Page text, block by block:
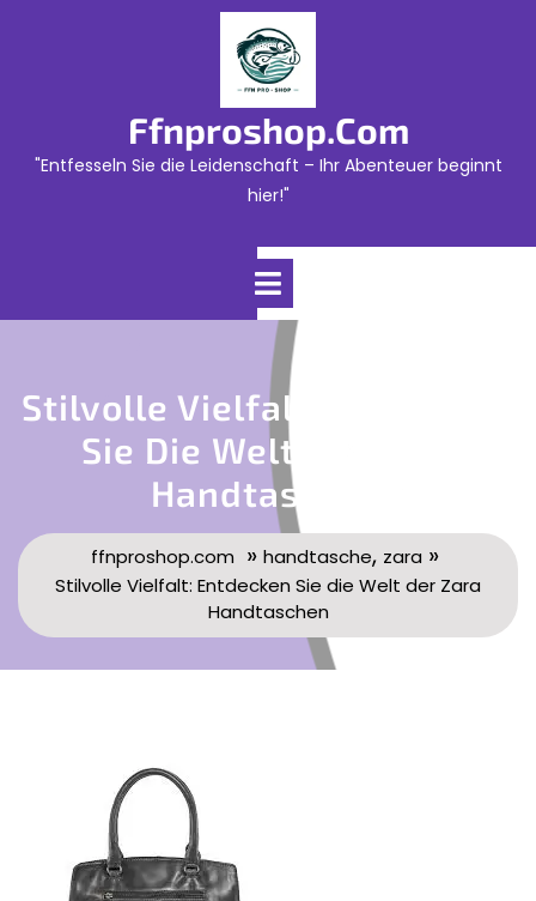
Ffnproshop.com
"Entfesseln Sie die Leidenschaft – Ihr Abenteuer beginnt
hier!"
Open
Stilvolle Vielfalt: Entdecken
Sie Die Welt Der Zara
Handtaschen
ffnproshop.com » handtasche, zara »
Stilvolle Vielfalt: Entdecken Sie die Welt der Zara
Handtaschen